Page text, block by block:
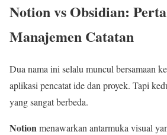
Notion vs Obsidian:
Manajemen Catatan
Dua nama ini selalu muncul bersamaan
aplikasi pencatat ide dan proyek. Tapi
yang sangat berbeda.
Notionmenawarkan antarmuka visual